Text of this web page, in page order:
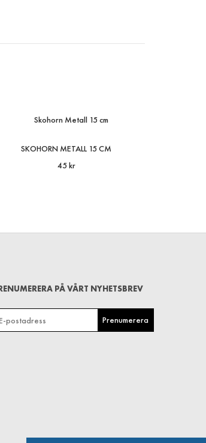
SKOHORN METALL 15 CM
45 kr
PÅ VÅRT NYHETSBREV